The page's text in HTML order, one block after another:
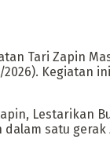
Tari Zapin
2026).
Lestarikan
satu